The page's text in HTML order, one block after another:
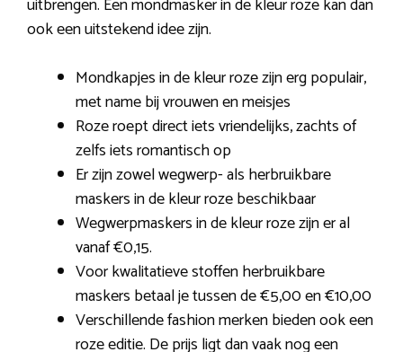
uitbrengen. Een mondmasker in de kleur roze kan dan
ook een uitstekend idee zijn.
Mondkapjes in de kleur roze zijn erg populair,
met name bij vrouwen en meisjes
Roze roept direct iets vriendelijks, zachts of
zelfs iets romantisch op
Er zijn zowel wegwerp- als herbruikbare
maskers in de kleur roze beschikbaar
Wegwerpmaskers in de kleur roze zijn er al
vanaf €0,15.
Voor kwalitatieve stoffen herbruikbare
maskers betaal je tussen de €5,00 en €10,00
Verschillende fashion merken bieden ook een
roze editie. De prijs ligt dan vaak nog een